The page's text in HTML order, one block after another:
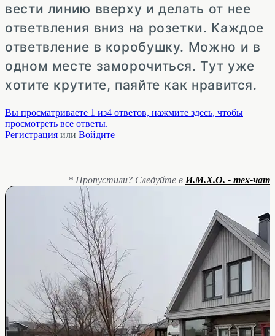
вести линию вверху и делать от нее
ответвления вниз на розетки. Каждое
ответвление в коробушку. Можно и в
одном месте заморочиться. Тут уже
хотите крутите, паяйте как нравится.
Вы просматриваете 1 из4 ответов, нажмите здесь, чтобы
просмотреть все ответы.
Регистрация или Войдите
* Пропустили? Следуйте в И.М.Х.О. - тех-чат